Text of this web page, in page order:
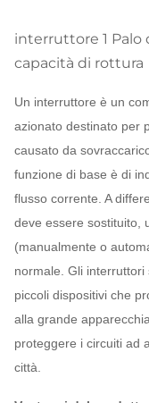
interruttore 1 Palo
capacità di rottura
Un interruttore è un
azionato destinato per
causato da
funzione di base è di
flusso corrente. A
deve essere sostituito,
(manualmente o
normale. Gli
piccoli dispositivi che
alla grande
proteggere i circuiti ad
città.